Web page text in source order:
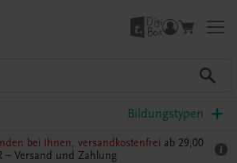
Bildungstypen
bei Ihnen, versandkostenfrei ab 29,00
– Versand und Zahlung